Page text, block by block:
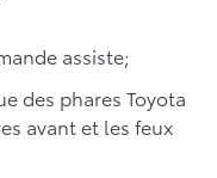
assiste;
des phares Toyota
avant et les feux